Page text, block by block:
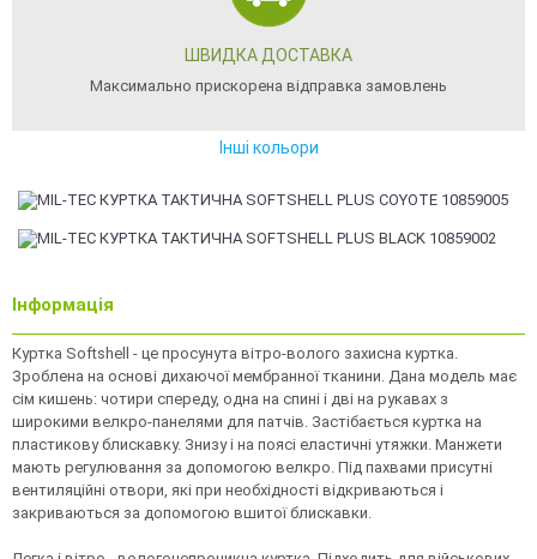
ШВИДКА ДОСТАВКА
Максимально прискорена відправка замовлень
Інші кольори
Інформація
Куртка Softshell - це просунута вітро-волого захисна куртка.
Зроблена на основі дихаючої мембранної тканини. Дана модель має
сім кишень: чотири спереду, одна на спині і дві на рукавах з
широкими велкро-панелями для патчів. Застібається куртка на
пластикову блискавку. Знизу і на поясі еластичні утяжки. Манжети
мають регулювання за допомогою велкро. Під пахвами присутні
вентиляційні отвори, які при необхідності відкриваються і
закриваються за допомогою вшитої блискавки.